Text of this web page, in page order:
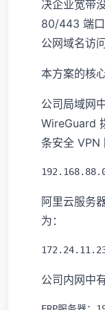
决企业宽带
80/443 端口
公网域名访
本方案的核
公司局域网
WireGuard
条安全 VPN
阿里云服务
为：
公司内网中